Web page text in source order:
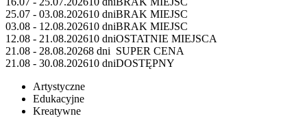
25.07 - 03.08.202610 dniBRAK MIEJSC
03.08 - 12.08.202610 dniBRAK MIEJSC
12.08 - 21.08.202610 dniOSTATNIE MIEJSCA
21.08 - 28.08.20268 dni SUPER CENA
21.08 - 30.08.202610 dniDOSTĘPNY
Artystyczne
Edukacyjne
Kreatywne